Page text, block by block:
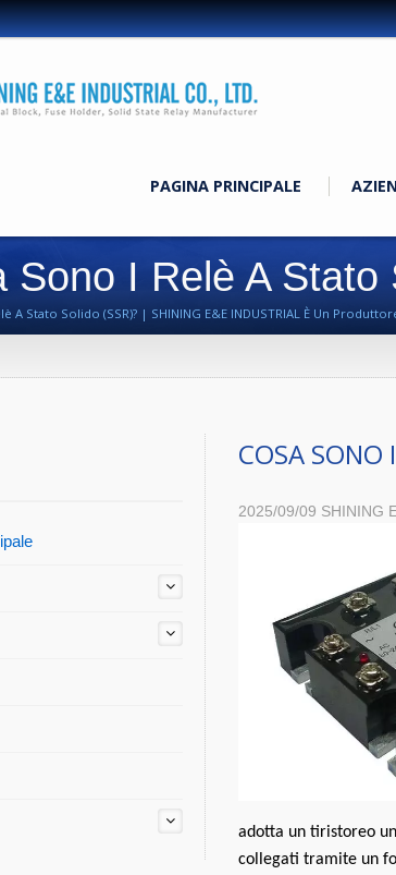
PAGINA PRINCIPALE
Sono I Relè A Stato
A Stato Solido (SSR)? | SHINING E&E INDUSTRIAL È Un
COSA SONO
2025/09/09 SHINING
adotta un tiristoreo
collegati tramite un